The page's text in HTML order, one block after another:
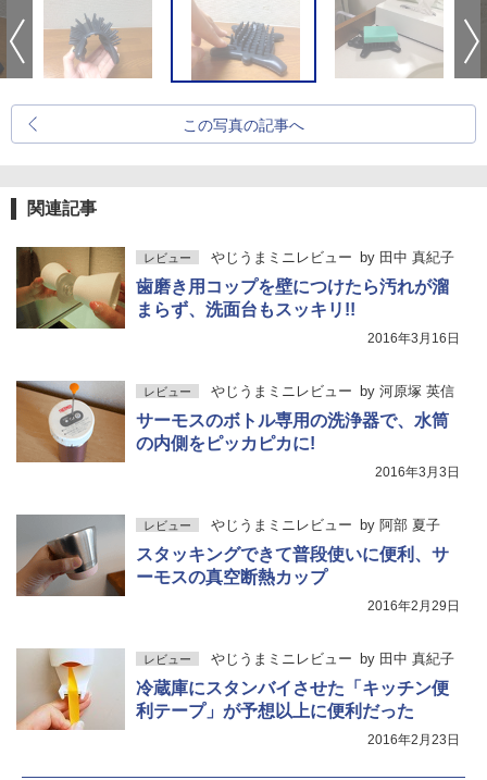
この写真の記事へ
関連記事
レビュー やじうまミニレビュー by 田中 真紀子
歯磨き用コップを壁につけたら汚れが溜
まらず、洗面台もスッキリ!!
2016年3月16日
レビュー やじうまミニレビュー by 河原塚 英信
サーモスのボトル専用の洗浄器で、水筒
の内側をピッカピカに!
2016年3月3日
レビュー やじうまミニレビュー by 阿部 夏子
スタッキングできて普段使いに便利、サ
ーモスの真空断熱カップ
2016年2月29日
レビュー やじうまミニレビュー by 田中 真紀子
冷蔵庫にスタンバイさせた「キッチン便
利テープ」が予想以上に便利だった
2016年2月23日